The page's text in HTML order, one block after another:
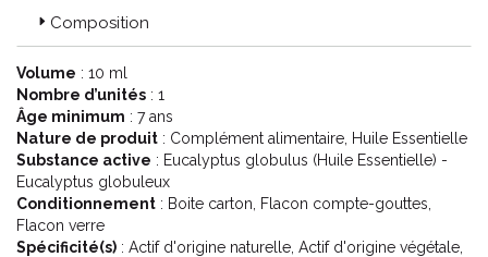
Composition
Volume : 10 ml
Nombre d’unités : 1
Âge minimum : 7 ans
Nature de produit : Complément alimentaire, Huile Essentielle
Substance active : Eucalyptus globulus (Huile Essentielle) -
Eucalyptus globuleux
Conditionnement : Boite carton, Flacon compte-gouttes,
Flacon verre
Spécificité(s) : Actif d'origine naturelle, Actif d'origine végétale,